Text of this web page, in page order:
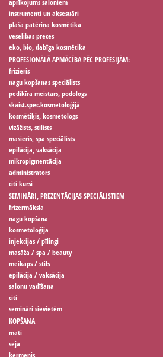
aprīkojums saloniem
instrumenti un aksesuāri
plaša patēriņa kosmētika
veselības preces
eko, bio, dabīga kosmētika
PROFESIONĀLĀ APMĀCĪBA PĒC PROFESIJĀM:
frizieris
nagu kopšanas speciālists
pedikīra meistars, podologs
skaist.spec.kosmetoloģijā
kosmētiķis, kosmetologs
vizāžists, stilists
masieris, spa speciālists
epilācija, vaksācija
mikropigmentācija
administrators
citi kursi
SEMINĀRI, PREZENTĀCIJAS SPECIĀLISTIEM
frizermāksla
nagu kopšana
kosmetoloģija
injekcijas / pīlingi
masāža / spa / beauty
meikaps / stils
epilācija / vaksācija
salonu vadīšana
citi
semināri sievietēm
KOPŠANA
mati
seja
ķermenis